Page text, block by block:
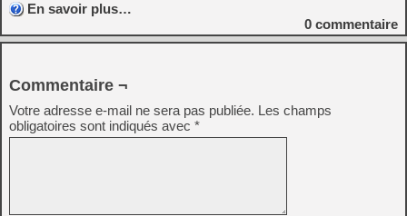
En savoir plus…
0 commentaire
Commentaire ¬
Votre adresse e-mail ne sera pas publiée. Les champs
obligatoires sont indiqués avec *